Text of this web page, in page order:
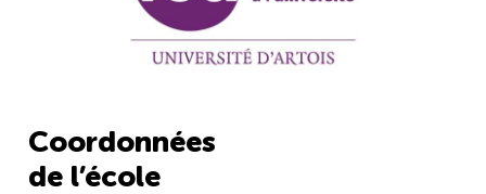
Coordonnées
de l’école